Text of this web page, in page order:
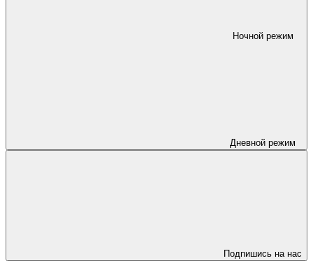
Ночной режим
Дневной режим
Подпишись на нас